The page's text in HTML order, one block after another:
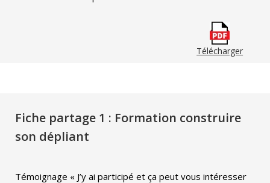
Télécharger
Fiche partage 1 : Formation construire
son dépliant
Témoignage « J’y ai participé et ça peut vous intéresser